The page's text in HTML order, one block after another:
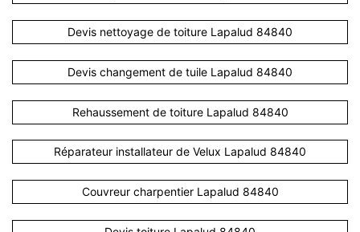
Devis nettoyage de toiture Lapalud 84840
Devis changement de tuile Lapalud 84840
Rehaussement de toiture Lapalud 84840
Réparateur installateur de Velux Lapalud 84840
Couvreur charpentier Lapalud 84840